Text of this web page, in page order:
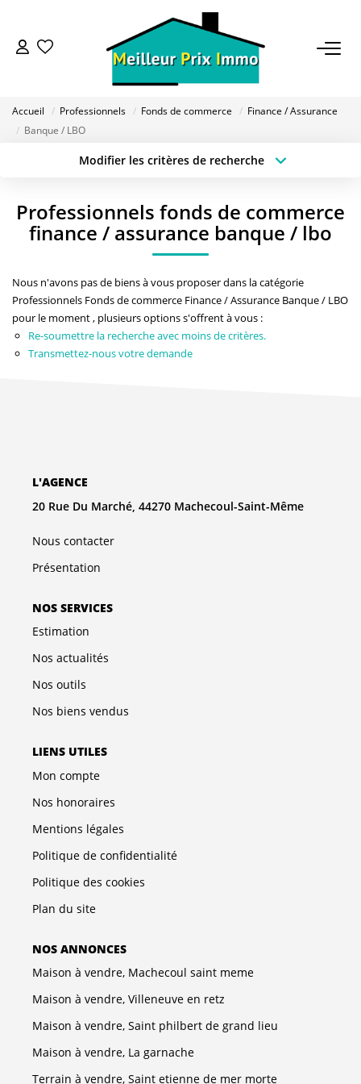
ACHETER
ESTIMER
FONDS DE COMMERCE
Accueil Professionnels Fonds de commerce
Finance / Assurance
Banque / LBO
Modifier les critères de recherche
Type de transaction Localisation
Sélectionnez...
Type de bien
Surface min
Créer une alerte
Professionnels fonds de commerce
finance / assurance banque / lbo
Nous n'avons pas de biens à vous proposer dans la catégorie
Professionnels Fonds de commerce Finance / Assurance Banque / LBO
pour le moment , plusieurs options s'offrent à vous :
Re-soumettre la recherche avec moins de critères.
Transmettez-nous votre demande
L'AGENCE
20 Rue Du Marché, 44270 Machecoul-Saint-Même
Nous contacter
Présentation
NOS SERVICES
Estimation
Nos actualités
Nos outils
Nos biens vendus
LIENS UTILES
Mon compte
Nos honoraires
Mentions légales
Politique de confidentialité
Politique des cookies
Plan du site
NOS ANNONCES
Maison à vendre, Machecoul saint meme
Maison à vendre, Villeneuve en retz
Maison à vendre, Saint philbert de grand lieu
Maison à vendre, La garnache
Terrain à vendre, Saint etienne de mer morte